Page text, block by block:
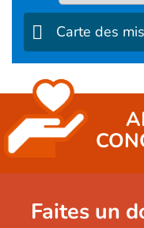
Carte des
Faites un